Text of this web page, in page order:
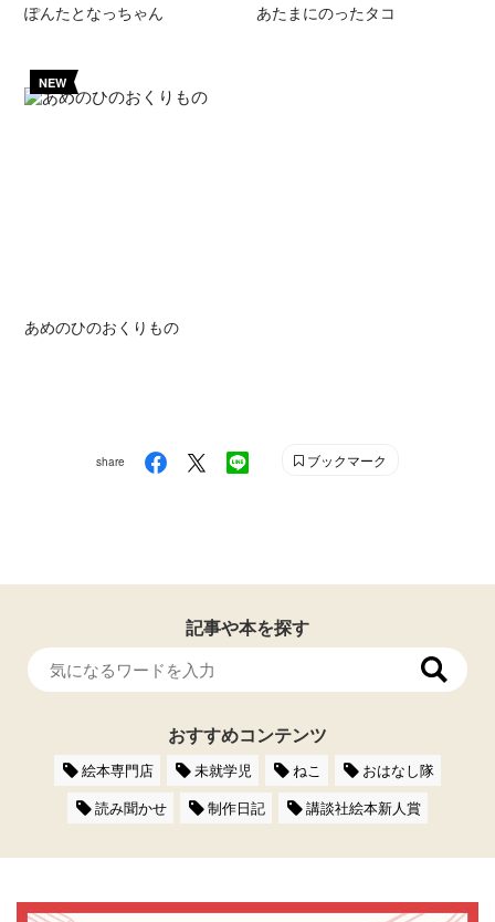
ぽんたとなっちゃん あたまにのったタコ
NEW
あめのひのおくりもの
share ブックマーク
記事や本を探す
おすすめコンテンツ
絵本専門店 未就学児 ねこ
おはなし隊
読み聞かせ
制作日記 講談社絵本新人賞